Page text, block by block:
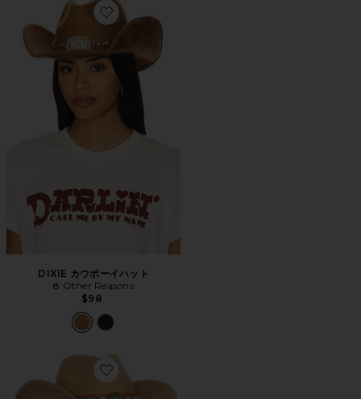
Favorite DIXIE カウボーイハット
DIXIE カウボーイハット
8 Other Reasons
$98
Favorite カウボーイハット